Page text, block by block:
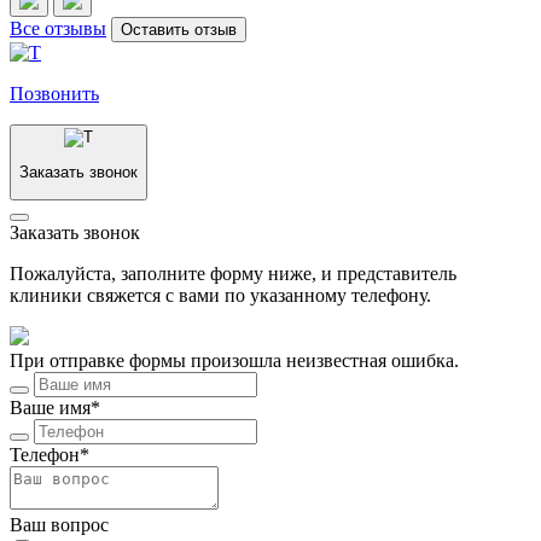
Все отзывы Оставить отзыв
Позвонить
Заказать звонок
Заказать звонок
Пожалуйста, заполните форму ниже, и представитель
клиники свяжется с вами по указанному телефону.
При отправке формы произошла неизвестная ошибка.
Ваше имя*
Телефон*
Ваш вопрос